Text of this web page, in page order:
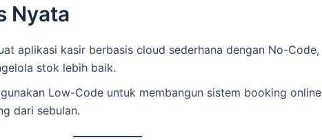
Nyata
aplikasi kasir berbasis cloud sederhana dengan No-Code,
stok lebih baik.
Low-Code untuk membangun sistem booking online
dari sebulan.